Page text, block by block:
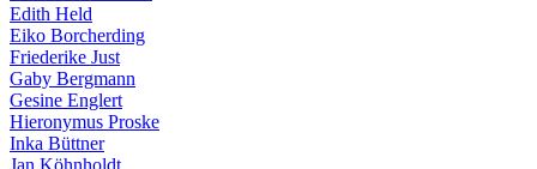
Edith Held
Eiko Borcherding
Friederike Just
Gaby Bergmann
Gesine Englert
Hieronymus Proske
Inka Büttner
Jan Köhnholdt